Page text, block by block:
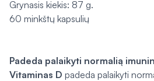
Grynasis kiekis: 87 g.
60 minkštų kapsulių
Padeda palaikyti normalią
Vitaminas D padeda palaikyti